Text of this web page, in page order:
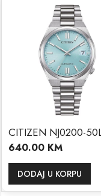
640.00 KM
DODAJ U KORPU